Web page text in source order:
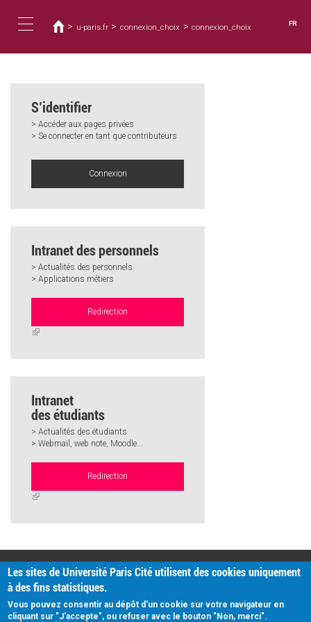
contenu
navigation
êtes
ici
> u-paris.fr > connexion_choix > connexion_choix FR
S’identifier
> Accéder aux pages privées
> Se connecter en tant que contributeurs
Connexion
Intranet des personnels
> Actualités des personnels
> Applications métiers
Redirection
(link
Intranet
des étudiants
> Actualités des étudiants
> Webmail, web note, Moodle...
Redirection
(link
PRATIQUE
Plan d'accès
Intranet
Mentions légales
Données personnelles
Les sites de Université Paris Cité utilisent des cookies uniquement
à des fins statistiques.
Vous pouvez consentir au dépôt d'un cookie sur votre navigateur en
cliquant sur "J'accepte", ou refuser avec le bouton "Non, merci".